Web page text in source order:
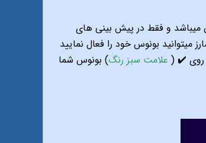
بونوس صد در صد میباشد که برای شارژهای بالای 50 هزار تومان میباشد و فقط در پیش بینی های
مدت 48 ساعت می باشد. شما پس از شارز میتوانید بونوس خود را فعال نمایید
روى ✔️ ( علامت سبز رنگ) بونوس شما